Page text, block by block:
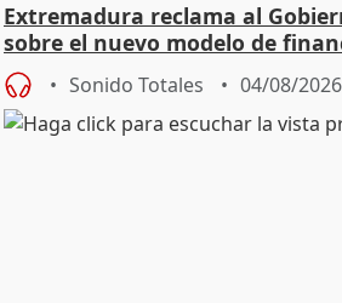
Extremadura reclama al
sobre el nuevo modelo de
Sonido Totales 04/08/2026